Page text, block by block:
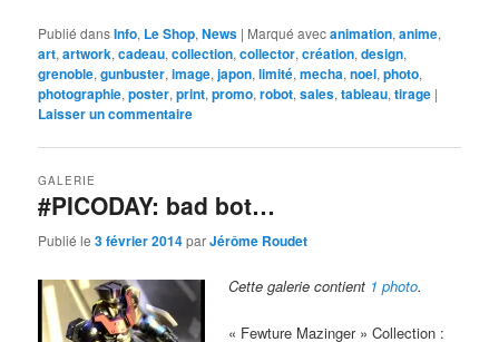
Publié dansInfo, Le Shop,News | Marqué avecanimation,anime,
art,artwork,cadeau,collection,collector,création,design,
grenoble,gunbuster,image,japon,limité,mecha,noel,photo,
photographie,poster,print,promo,robot,sales,tableau,tirage |
Laisser un commentaire
#PICODAY: bad bot…
GALERIE
Publié le3 février 2014parJérôme Roudet
Cette galerie contient 1 photo.
« Fewture Mazinger » Collection :